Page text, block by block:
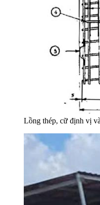
Lồng thép, cữ định vị